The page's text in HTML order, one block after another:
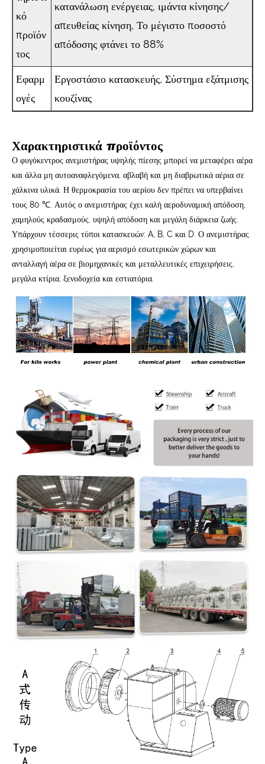
κό
προϊόν
τος
κατανάλωση ενέργειας, ιμάντα κίνησης/
απευθείας κίνηση, Το μέγιστο ποσοστό
απόδοσης φτάνει το 88%
Εφαρμ
ογές
Εργοστάσιο κατασκευής, Σύστημα εξάτμισης
κουζίνας
Χαρακτηριστικά προϊόντος
Ο φυγόκεντρος ανεμιστήρας υψηλής πίεσης μπορεί να μεταφέρει αέρα
και άλλα μη αυτοαναφλεγόμενα, αβλαβή και μη διαβρωτικά αέρια σε
χάλκινα υλικά. Η θερμοκρασία του αερίου δεν πρέπει να υπερβαίνει
τους 80 ℃. Αυτός ο ανεμιστήρας έχει καλή αεροδυναμική απόδοση,
χαμηλούς κραδασμούς, υψηλή απόδοση και μεγάλη διάρκεια ζωής.
Υπάρχουν τέσσερις τύποι κατασκευών: A, B, C και D. Ο ανεμιστήρας
χρησιμοποιείται ευρέως για αερισμό εσωτερικών χώρων και
ανταλλαγή αέρα σε βιομηχανικές και μεταλλευτικές επιχειρήσεις,
μεγάλα κτίρια, ξενοδοχεία και εστιατόρια.